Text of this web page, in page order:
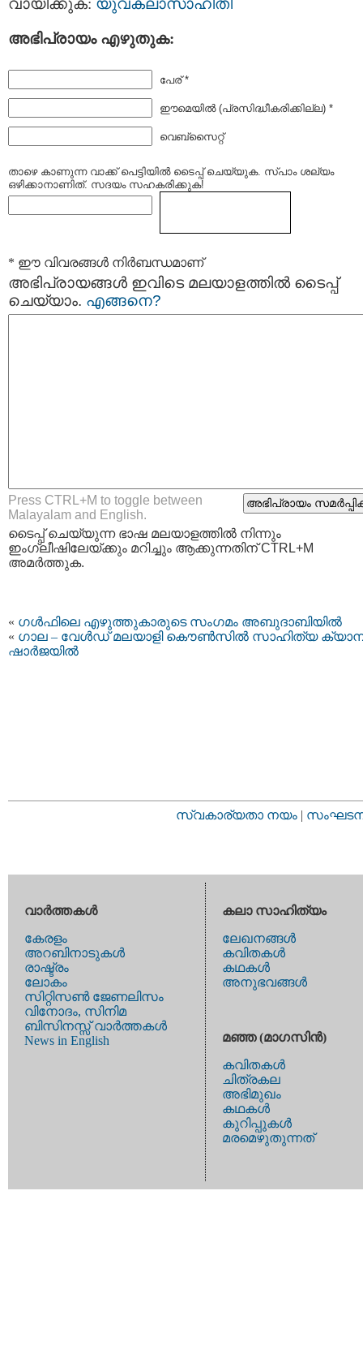
വായിക്കുക: യുവകലാസാഹിതി
അഭിപ്രായം എഴുതുക:
പേര് *
ഈമെയില്‍ (പ്രസിദ്ധീകരിക്കില്ല) *
വെബ്സൈറ്റ്
താഴെ കാണുന്ന വാക്ക് പെട്ടിയില്‍ ടൈപ്പ്‌ ചെയ്യുക. സ്പാം ശല്യം
ഒഴിക്കാനാണിത്. സദയം സഹകരിക്കുക!
* ഈ വിവരങ്ങള്‍ നിര്‍ബന്ധമാണ്
അഭിപ്രായങ്ങള്‍ ഇവിടെ മലയാളത്തില്‍ ടൈപ്പ്
ചെയ്യാം. എങ്ങനെ?
Press CTRL+M to toggle between
Malayalam and English.
ടൈപ്പ്‌ ചെയ്യുന്ന ഭാഷ മലയാളത്തില്‍ നിന്നും
ഇംഗ്ലീഷിലേയ്ക്കും മറിച്ചും ആക്കുന്നതിന് CTRL+M
അമര്‍ത്തുക.
« ഗള്‍ഫിലെ എഴുത്തുകാരുടെ സംഗമം അബുദാബിയില്‍
« ഗാല – വേള്‍ഡ് ‌മലയാളി കൌണ്‍സില്‍ സാഹിത്യ
ഷാര്‍ജയില്‍
സ്വകാര്യതാ നയം |
വാര്‍ത്തകള്‍
കേരളം
അറബിനാടുകള്‍
രാഷ്ട്രം
ലോകം
സിറ്റിസണ്‍ ജേണലിസം
വിനോദം, സിനിമ
ബിസിനസ്സ് വാര്‍ത്തകള്‍
News in English
കലാ സാഹിത്യം
ലേഖനങ്ങള്‍
കവിതകള്‍
കഥകള്‍
അനുഭവങ്ങള്‍
മഞ്ഞ (മാഗസിന്‍)
കവിതകള്‍
ചിത്രകല
അഭിമുഖം
കഥകള്‍
കുറിപ്പുകള്‍
മരമെഴുതുന്നത്